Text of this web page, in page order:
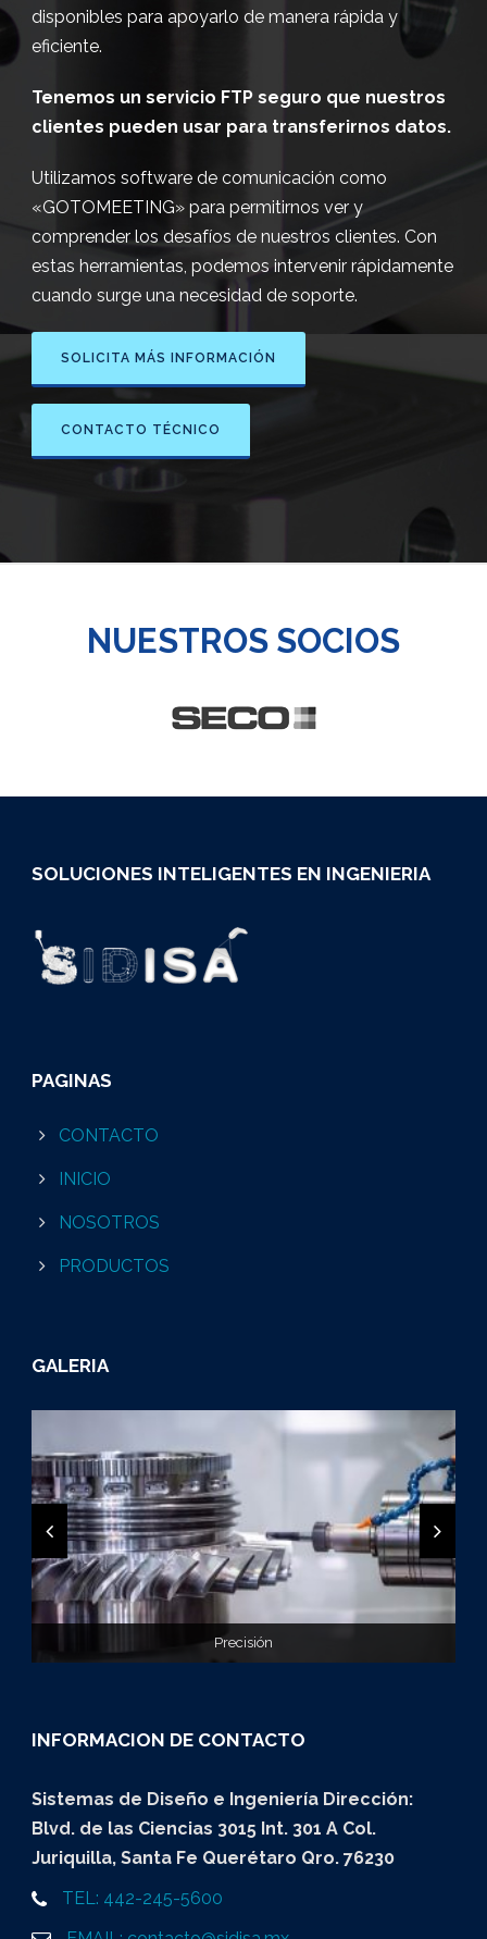
disponibles para apoyarlo de manera rápida y
eficiente.
Tenemos un servicio FTP seguro que nuestros
clientes pueden usar para transferirnos datos.
Utilizamos software de comunicación como
«GOTOMEETING» para permitirnos ver y
comprender los desafíos de nuestros clientes. Con
estas herramientas, podemos intervenir rápidamente
cuando surge una necesidad de soporte.
SOLICITA MÁS INFORMACIÓN
CONTACTO TÉCNICO
NUESTROS SOCIOS
SOLUCIONES INTELIGENTES EN INGENIERIA
PAGINAS
CONTACTO
INICIO
NOSOTROS
PRODUCTOS
GALERIA
Precisión
Diseño
Exactitud en tu proyecto
INFORMACION DE CONTACTO
Sistemas de Diseño e Ingeniería Dirección:
Blvd. de las Ciencias 3015 Int. 301 A Col.
Juriquilla, Santa Fe Querétaro Qro. 76230
TEL: 442-245-5600